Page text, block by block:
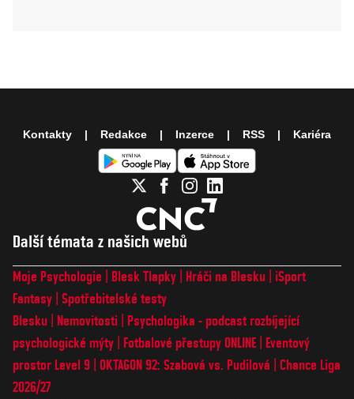
Další témata z našich webů
Moje Psychologie Blesk Tlapky Hráči na Blesku
iSport
Fantasy Spotřebitelské testy
Blesku
Nemovitosti
Psychologika - podcast rozbíjející
psychologické mýty
Fotbalové přestupy ONLINE
Eventový
prostor Level 9 OKTAGON 92: Szabová vs. Pudilová
Chance Liga
2026/27
Kontakty Redakce Inzerce RSS Kariéra